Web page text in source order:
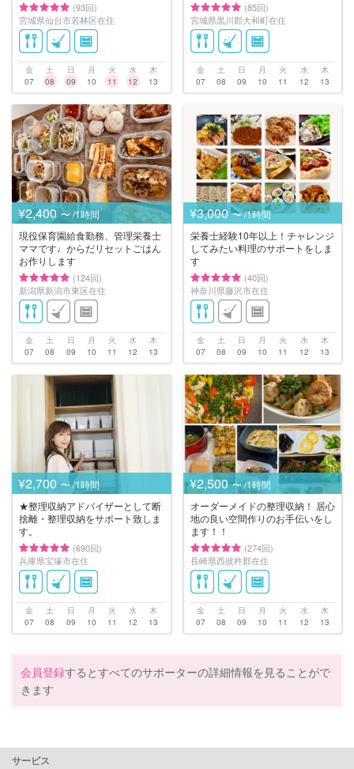
(93回)
宮城県仙台市若林区在住
金
07
土
08
日
09
月
10
火
11
水
12
木
13
(85回)
宮城県黒川郡大和町在住
金
07
土
08
日
09
月
10
火
11
水
12
木
13
¥2,400 〜 /1時間
現役保育園給食勤務、管理栄養士
ママです♩からだリセットごはん
お作りします
(124回)
新潟県新潟市東区在住
金
07
土
08
日
09
月
10
火
11
水
12
木
13
¥3,000 〜 /1時間
栄養士経験10年以上！チャレンジ
してみたい料理のサポートをしま
す
(40回)
神奈川県藤沢市在住
金
07
土
08
日
09
月
10
火
11
水
12
木
13
¥2,700 〜 /1時間
★整理収納アドバイザーとして断
捨離・整理収納をサポート致しま
す。
(690回)
兵庫県宝塚市在住
金
07
土
08
日
09
月
10
火
11
水
12
木
13
¥2,500 〜 /1時間
オーダーメイドの整理収納！ 居心
地の良い空間作りのお手伝いをし
ます！！
(274回)
長崎県西彼杵郡在住
金
07
土
08
日
09
月
10
火
11
水
12
木
13
会員登録するとすべてのサポーターの詳細情報を見ることがで
きます
サービス